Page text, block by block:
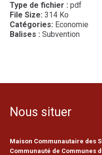
Type de fichier : pdf
File Size: 314 Ko
Catégories: Economie
Balises : Subvention
Nous situer
Maison Communautaire des
Communauté de Communes